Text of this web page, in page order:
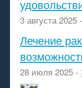
3 августа 2025 -
Лечение
28 июля 2025 -